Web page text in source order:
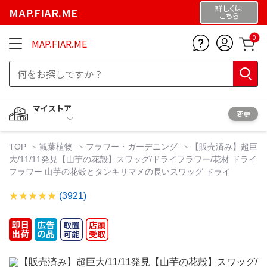
MAP.FIAR.ME 詳しくは
こちら
MAP.FIAR.ME 0
マイストア
変更
TOP 観葉植物 フラワー・ガーデニング
【販売済み】超巨
大/11/11発見【山芋の花殻】スワッグ/ドライフラワー/花材 ドライ
フラワー 山芋の花殻とタンキリマメの長いスワッグ ドライ
(3921)